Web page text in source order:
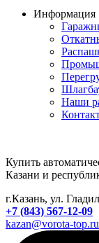
Информация
Наши
Купить
Казани и
г.Казань, ул.
+7 (843) 567-12-09
kazan@vorota-top.ru